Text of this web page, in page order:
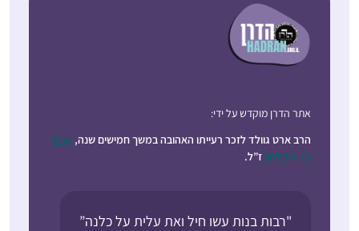
אתר הדרן מוקדש על ידי:
הרב ארט גוולד לזכר רעייתו האהובה במשך חמישים שנה, קרול
ג’וי רובינסון ז”ל.
"רבות בנות עשו חיל ואת עלית על כלנה”